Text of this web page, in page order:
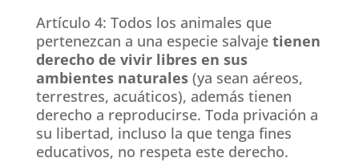
Artículo 4: Todos los animales que
pertenezcan a una especie salvaje tienen
derecho de vivir libres en sus
ambientes naturales(ya sean aéreos,
terrestres, acuáticos), además tienen
derecho a reproducirse. Toda privación a
su libertad, incluso la que tenga fines
educativos, no respeta este derecho.